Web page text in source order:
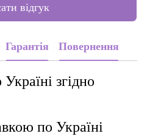
відгук
Гарантія Повернення
згідно
по Україні